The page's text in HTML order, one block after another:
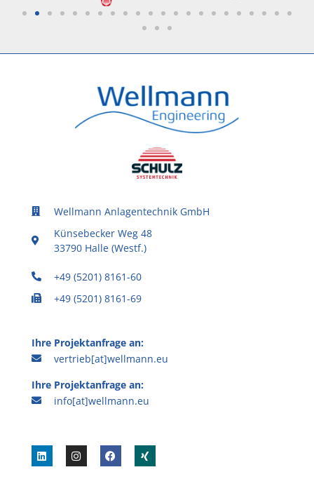
Wellmann Anlagentechnik GmbH
Künsebecker Weg 48
33790 Halle (Westf.)
+49 (5201) 8161-60
+49 (5201) 8161-69
Ihre Projektanfrage an:
vertrieb[at]wellmann.eu
Ihre Projektanfrage an:
info[at]wellmann.eu